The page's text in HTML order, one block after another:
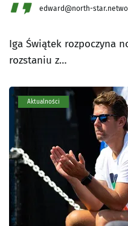
edward@north-
Iga Świątek rozpoczyna
rozstaniu z…
Aktualności